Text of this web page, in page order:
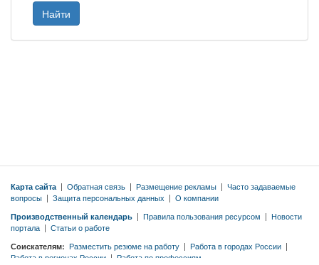
Найти
Карта сайта | Обратная связь | Размещение рекламы | Часто задаваемые
вопросы | Защита персональных данных | О компании
Производственный календарь | Правила пользования ресурсом | Новости
портала | Статьи о работе
Соискателям: Разместить резюме на работу | Работа в городах России |
Работа в регионах России | Работа по профессиям